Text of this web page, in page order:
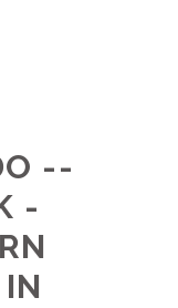
--
-